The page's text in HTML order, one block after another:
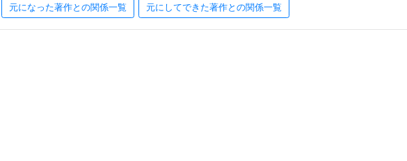
元になった著作との関係一覧 元にしてできた著作との関係一覧